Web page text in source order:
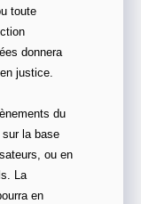
toute
donnera
justice.
du
la base
ou en
La
en